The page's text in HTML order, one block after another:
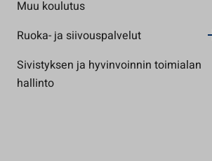
Muu koulutus
Ruoka- ja siivouspalvelut
Sivistyksen ja hyvinvoinnin toimialan
hallinto